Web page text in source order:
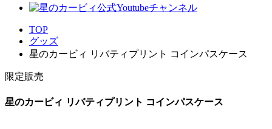
TOP
グッズ
星のカービィ リバティプリント コインパスケース
限定販売
星のカービィ リバティプリント コインパスケース